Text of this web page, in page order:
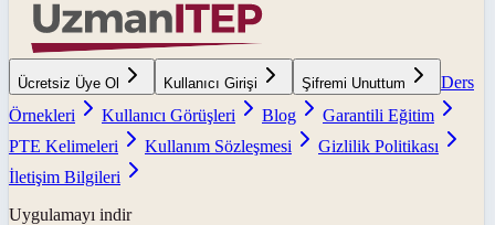
Ücretsiz Üye Ol Kullanıcı Girişi Şifremi Unuttum
Ders
Örnekleri
Kullanıcı Görüşleri Blog
Garantili Eğitim
PTE Kelimeleri
Kullanım Sözleşmesi
Gizlilik Politikası
İletişim Bilgileri
Uygulamayı indir